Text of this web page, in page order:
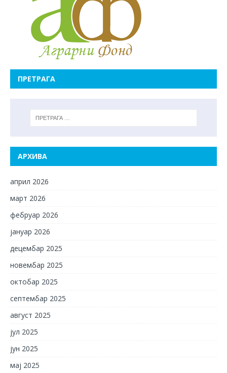
ПРЕТРАГА
АРХИВА
април 2026
март 2026
фебруар 2026
јануар 2026
децембар 2025
новембар 2025
октобар 2025
септембар 2025
август 2025
јул 2025
јун 2025
мај 2025